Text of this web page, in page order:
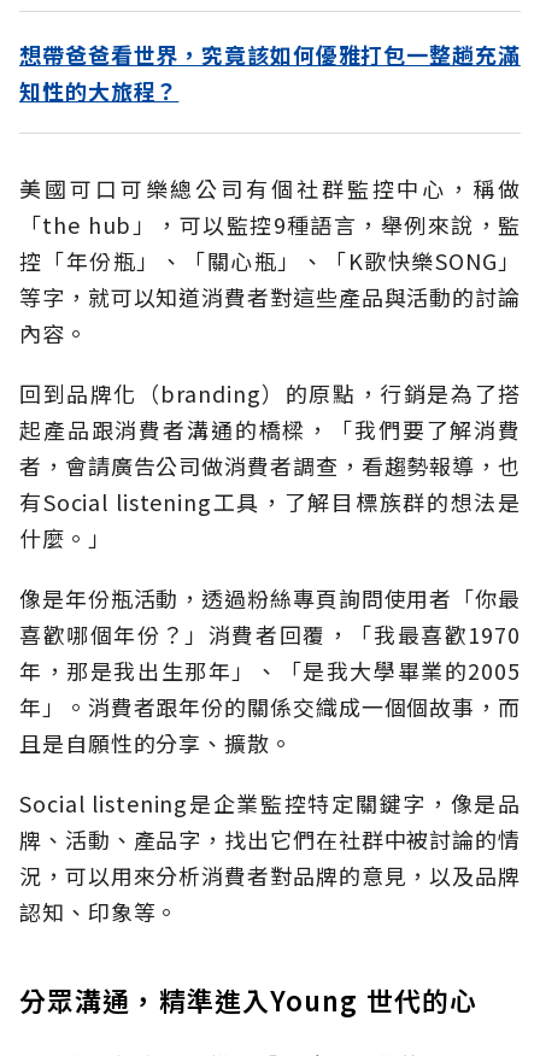
想帶爸爸看世界，究竟該如何優雅打包一整趟充滿
知性的大旅程？
美國可口可樂總公司有個社群監控中心，稱做
「the hub」，可以監控9種語言，舉例來說，監
控「年份瓶」、「關心瓶」、「K歌快樂SONG」
等字，就可以知道消費者對這些產品與活動的討論
內容。
回到品牌化（branding）的原點，行銷是為了搭
起產品跟消費者溝通的橋樑，「我們要了解消費
者，會請廣告公司做消費者調查，看趨勢報導，也
有Social listening工具，了解目標族群的想法是
什麼。」
像是年份瓶活動，透過粉絲專頁詢問使用者「你最
喜歡哪個年份？」消費者回覆，「我最喜歡1970
年，那是我出生那年」、「是我大學畢業的2005
年」。消費者跟年份的關係交織成一個個故事，而
且是自願性的分享、擴散。
Social listening是企業監控特定關鍵字，像是品
牌、活動、產品字，找出它們在社群中被討論的情
況，可以用來分析消費者對品牌的意見，以及品牌
認知、印象等。
分眾溝通，精準進入Young 世代的心